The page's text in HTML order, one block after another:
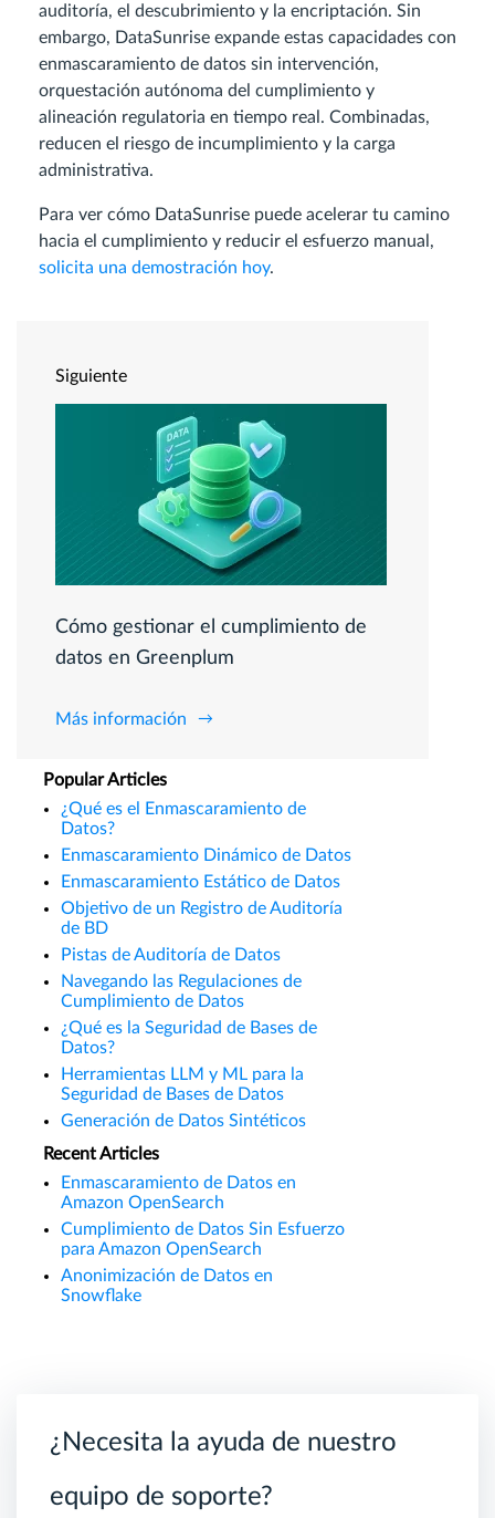
auditoría, el descubrimiento y la encriptación. Sin
embargo, DataSunrise expande estas capacidades con
enmascaramiento de datos sin intervención,
orquestación autónoma del cumplimiento y
alineación regulatoria en tiempo real. Combinadas,
reducen el riesgo de incumplimiento y la carga
administrativa.
Para ver cómo DataSunrise puede acelerar tu camino
hacia el cumplimiento y reducir el esfuerzo manual,
solicita una demostración hoy.
Siguiente
Cómo gestionar el cumplimiento de
datos en Greenplum
Más información
Popular Articles
¿Qué es el Enmascaramiento de
Datos?
Enmascaramiento Dinámico de Datos
Enmascaramiento Estático de Datos
Objetivo de un Registro de Auditoría
de BD
Pistas de Auditoría de Datos
Navegando las Regulaciones de
Cumplimiento de Datos
¿Qué es la Seguridad de Bases de
Datos?
Herramientas LLM y ML para la
Seguridad de Bases de Datos
Generación de Datos Sintéticos
Recent Articles
Enmascaramiento de Datos en
Amazon OpenSearch
Cumplimiento de Datos Sin Esfuerzo
para Amazon OpenSearch
Anonimización de Datos en
Snowflake
¿Necesita la ayuda de nuestro
equipo de soporte?